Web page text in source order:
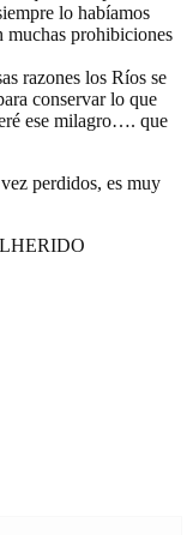
lo habíamos
muchas prohibiciones
razones los Ríos se
conservar lo que
ese milagro…. que
perdidos, es muy